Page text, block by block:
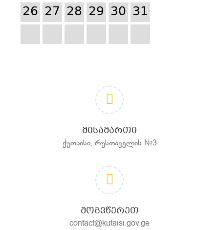
26 27 28 29 30 31
ᲛᲘᲡᲐᲛᲐᲠᲗᲘ
ქუთაისი, რუსთაველის №3
ᲛᲝᲒᲕᲬᲔᲠᲔᲗ
contact@kutaisi.gov.ge